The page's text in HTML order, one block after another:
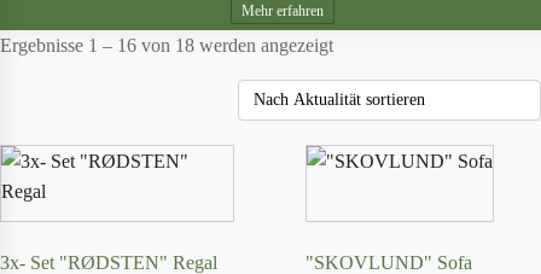
Mehr erfahren
Ergebnisse 1 – 16 von 18 werden angezeigtNach
sortiert
3x- Set "RØDSTEN" Regal "SKOVLUND" Sofa